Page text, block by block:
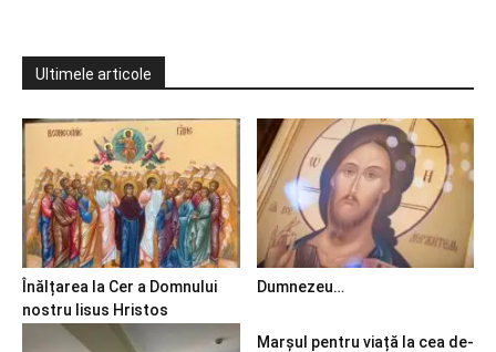
Ultimele articole
Înălțarea la Cer a Domnului
nostru Iisus Hristos
Dumnezeu…
Marșul pentru viață la cea de-